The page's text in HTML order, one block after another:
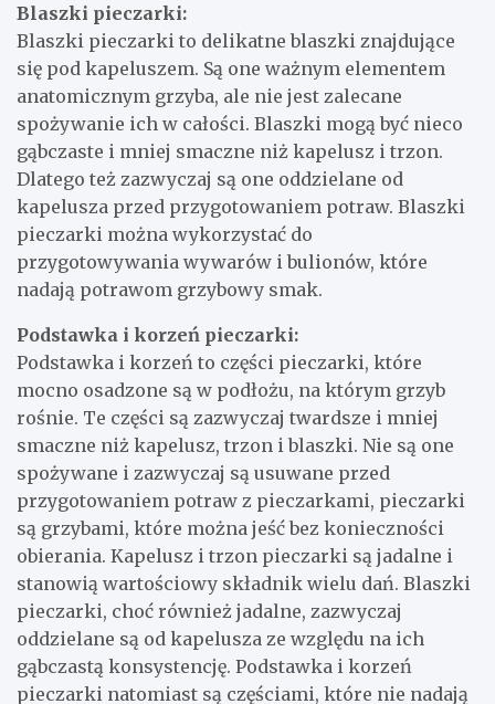
Blaszki pieczarki:
Blaszki pieczarki to delikatne blaszki znajdujące
się pod kapeluszem. Są one ważnym elementem
anatomicznym grzyba, ale nie jest zalecane
spożywanie ich w całości. Blaszki mogą być nieco
gąbczaste i mniej smaczne niż kapelusz i trzon.
Dlatego też zazwyczaj są one oddzielane od
kapelusza przed przygotowaniem potraw. Blaszki
pieczarki można wykorzystać do
przygotowywania wywarów i bulionów, które
nadają potrawom grzybowy smak.
Podstawka i korzeń pieczarki:
Podstawka i korzeń to części pieczarki, które
mocno osadzone są w podłożu, na którym grzyb
rośnie. Te części są zazwyczaj twardsze i mniej
smaczne niż kapelusz, trzon i blaszki. Nie są one
spożywane i zazwyczaj są usuwane przed
przygotowaniem potraw z pieczarkami, pieczarki
są grzybami, które można jeść bez konieczności
obierania. Kapelusz i trzon pieczarki są jadalne i
stanowią wartościowy składnik wielu dań. Blaszki
pieczarki, choć również jadalne, zazwyczaj
oddzielane są od kapelusza ze względu na ich
gąbczastą konsystencję. Podstawka i korzeń
pieczarki natomiast są częściami, które nie nadają